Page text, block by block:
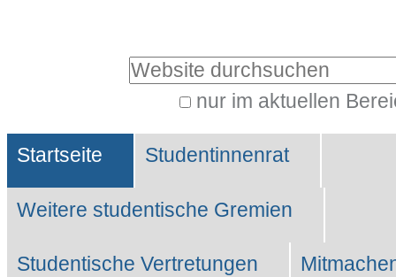
Website durchsuchen
nur im aktuellen
Suche…
Sektionen
Startseite Studentinnenrat
Weitere studentische Gremien
Studentische Vertretungen